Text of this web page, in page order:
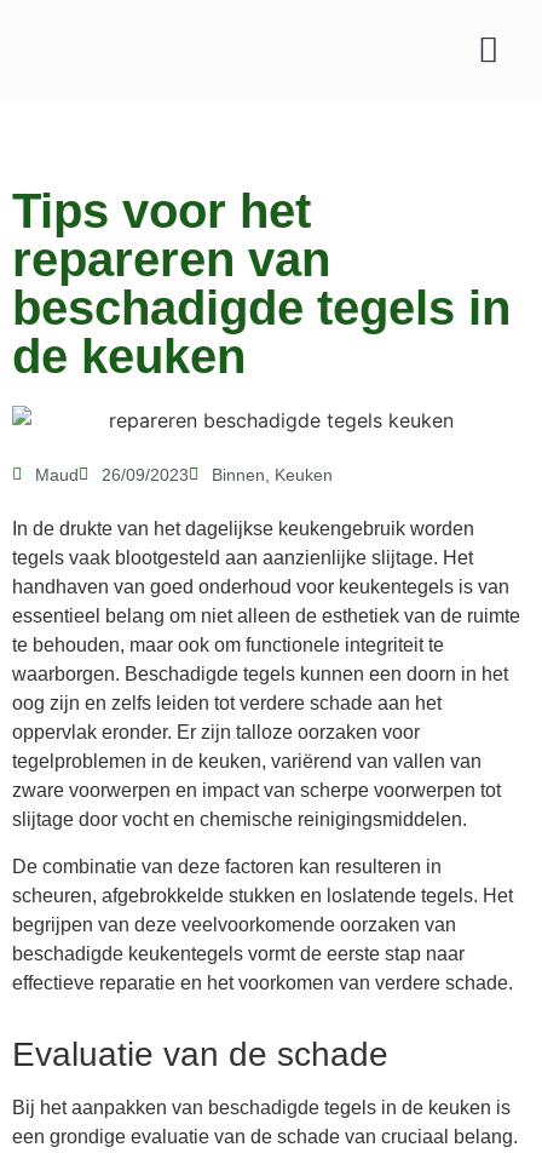
Tips voor het
repareren van
beschadigde tegels in
de keuken
Maud 26/09/2023 Binnen Keuken
In de drukte van het dagelijkse keukengebruik worden
tegels vaak blootgesteld aan aanzienlijke slijtage. Het
handhaven van goed onderhoud voor keukentegels is van
essentieel belang om niet alleen de esthetiek van de ruimte
te behouden, maar ook om functionele integriteit te
waarborgen. Beschadigde tegels kunnen een doorn in het
oog zijn en zelfs leiden tot verdere schade aan het
oppervlak eronder. Er zijn talloze oorzaken voor
tegelproblemen in de keuken, variërend van vallen van
zware voorwerpen en impact van scherpe voorwerpen tot
slijtage door vocht en chemische reinigingsmiddelen.
De combinatie van deze factoren kan resulteren in
scheuren, afgebrokkelde stukken en loslatende tegels. Het
begrijpen van deze veelvoorkomende oorzaken van
beschadigde keukentegels vormt de eerste stap naar
effectieve reparatie en het voorkomen van verdere schade.
Evaluatie van de schade
Bij het aanpakken van beschadigde tegels in de keuken is
een grondige evaluatie van de schade van cruciaal belang.